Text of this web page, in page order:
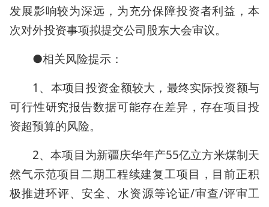
发展影响较为深远，为充分保障投资者利益，本
次对外投资事项拟提交公司股东大会审议。
●相关风险提示：
1、本项目投资金额较大，最终实际投资额与
可行性研究报告数据可能存在差异，存在项目投
资超预算的风险。
2、本项目为新疆庆华年产55亿立方米煤制天
然气示范项目二期工程续建复工项目，目前正积
极推进环评、安全、水资源等论证/审查/评审工